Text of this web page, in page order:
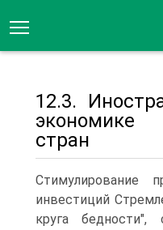
12.3.
экономике
стран
Стимулирование
инвестиций
круга бедности",